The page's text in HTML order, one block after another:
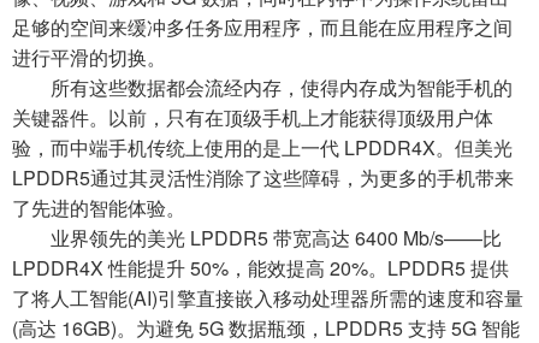
足够的空间来缓冲多任务应用程序，而且能在应用程序之间
进行平滑的切换。
所有这些数据都会流经内存，使得内存成为智能手机的
关键器件。以前，只有在顶级手机上才能获得顶级用户体
验，而中端手机传统上使用的是上一代 LPDDR4X。但美光
LPDDR5通过其灵活性消除了这些障碍，为更多的手机带来
了先进的智能体验。
业界领先的美光 LPDDR5 带宽高达 6400 Mb/s——比
LPDDR4X 性能提升 50%，能效提高 20%。LPDDR5 提供
了将人工智能(AI)引擎直接嵌入移动处理器所需的速度和容量
(高达 16GB)。为避免 5G 数据瓶颈，LPDDR5 支持 5G 智能